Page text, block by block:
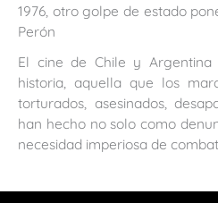
1976, otro golpe de estado
Perón
El cine de Chile y
historia, aquella que los
torturados, asesinados,
han hecho no solo como
necesidad imperiosa de